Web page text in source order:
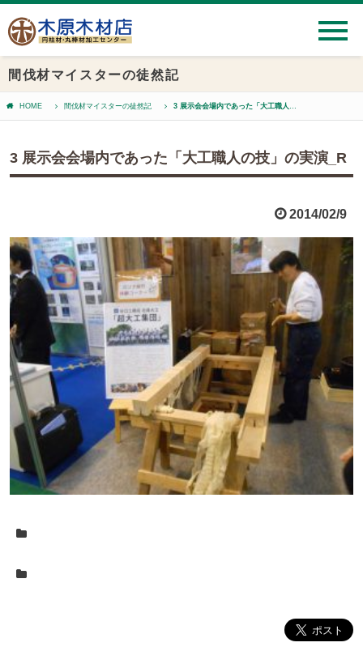
間伐材マイスターの徒然記
HOME 間伐材マイスターの徒然記 3 展示会会場内であった「大工職人の技」の実演_R
3 展示会会場内であった「大工職人の技」の実演_R
2014/02/9